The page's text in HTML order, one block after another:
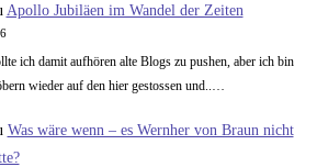
Apollo Jubiläen im Wandel der Zeiten
ich damit aufhören alte Blogs zu pushen, aber ich bin
wieder auf den hier gestossen und..…
Was wäre wenn – es Wernher von Braun nicht